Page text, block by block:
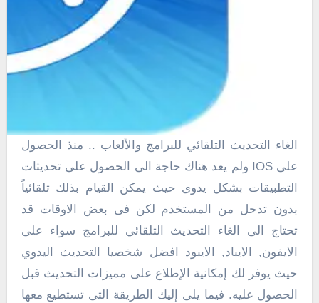
على IOS ولم يعد هناك حاجة الى الحصول على تحديثات
التطبيقات بشكل يدوى حيث يمكن القيام بذلك تلقائياً
بدون تدحل من المستخدم لكن فى بعض الاوقات قد
تحتاج الى الغاء التحديث التلقائي للبرامج سواء على
الايفون, الايباد, الايبود افضل شخصيا التحديث اليدوي
حيث يوفر لك إمكانية الإطلاع على مميزات التحديث قبل
الحصول عليه. فيما يلى إليك الطريقة التى تستطيع معها